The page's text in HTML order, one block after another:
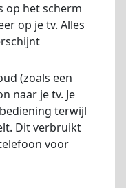
op het scherm
op je tv. Alles
(zoals een
naar je tv. Je
terwijl
Dit verbruikt
voor